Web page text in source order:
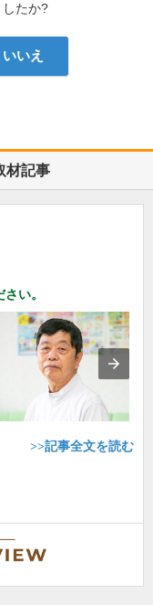
たか?
いいえ
材記事
い。
>>記事全文を読む